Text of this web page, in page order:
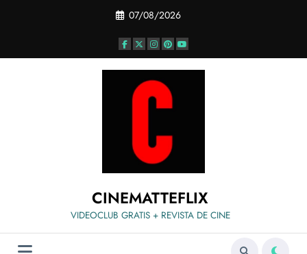
07/08/2026
CINEMATTEFLIX
VIDEOCLUB GRATIS + REVISTA DE CINE